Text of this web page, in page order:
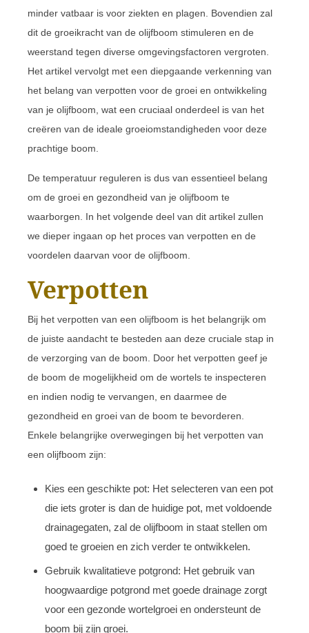
minder vatbaar is voor ziekten en plagen. Bovendien zal
dit de groeikracht van de olijfboom stimuleren en de
weerstand tegen diverse omgevingsfactoren vergroten.
Het artikel vervolgt met een diepgaande verkenning van
het belang van verpotten voor de groei en ontwikkeling
van je olijfboom, wat een cruciaal onderdeel is van het
creëren van de ideale groeiomstandigheden voor deze
prachtige boom.
De temperatuur reguleren is dus van essentieel belang
om de groei en gezondheid van je olijfboom te
waarborgen. In het volgende deel van dit artikel zullen
we dieper ingaan op het proces van verpotten en de
voordelen daarvan voor de olijfboom.
Verpotten
Bij het verpotten van een olijfboom is het belangrijk om
de juiste aandacht te besteden aan deze cruciale stap in
de verzorging van de boom. Door het verpotten geef je
de boom de mogelijkheid om de wortels te inspecteren
en indien nodig te vervangen, en daarmee de
gezondheid en groei van de boom te bevorderen.
Enkele belangrijke overwegingen bij het verpotten van
een olijfboom zijn:
Kies een geschikte pot: Het selecteren van een pot
die iets groter is dan de huidige pot, met voldoende
drainagegaten, zal de olijfboom in staat stellen om
goed te groeien en zich verder te ontwikkelen.
Gebruik kwalitatieve potgrond: Het gebruik van
hoogwaardige potgrond met goede drainage zorgt
voor een gezonde wortelgroei en ondersteunt de
boom bij zijn groei.